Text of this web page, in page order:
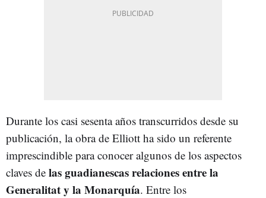
Durante los casi sesenta años transcurridos desde su
publicación, la obra de Elliott ha sido un referente
imprescindible para conocer algunos de los aspectos
claves de las guadianescas relaciones entre la
Generalitat y la Monarquía. Entre los